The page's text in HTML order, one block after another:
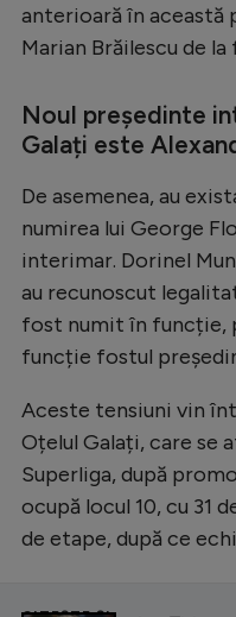
Creează
anterioară în această
Marian Brăilescu de
Noul președinte
Galați este
De asemenea, au
numirea lui George
interimar. Dorinel
au recunoscut
fost numit în funcție,
funcție fostul
Aceste tensiuni vin
Oțelul Galați, care se
Superliga, după
ocupă locul 10, cu 31
de etape, după ce